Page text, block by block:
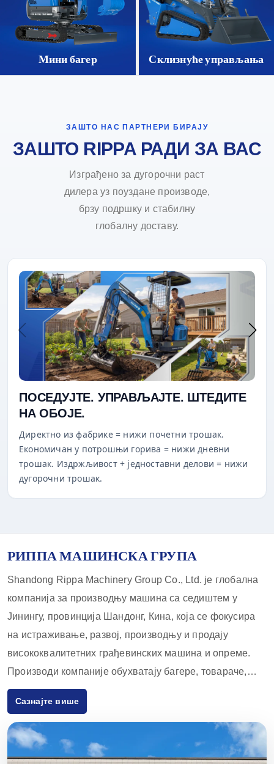
Мини багер Склизнуће управљања
ЗАШТО НАС ПАРТНЕРИ БИРАЈУ
ЗАШТО RIPPA РАДИ ЗА ВАС
Изграђено за дугорочни раст
дилера уз поуздане производе,
брзу подршку и стабилну
глобалну доставу.
ПОСЕДУЈТЕ. УПРАВЉАЈТЕ. ШТЕДИТЕ
НА ОБОЈЕ.
Директно из фабрике = нижи почетни трошак.
Економичан у потрошњи горива = нижи дневни
трошак. Издржљивост + једноставни делови = нижи
дугорочни трошак.
РИППА МАШИНСКА ГРУПА
Shandong Rippa Machinery Group Co., Ltd. је глобална
компанија за производњу машина са седиштем у
Јинингу, провинција Шандонг, Кина, која се фокусира
на истраживање, развој, производњу и продају
висококвалитетних грађевинских машина и опреме.
Производи компаније обухватају багере, товараче,
виљушкаре, скид-лодера и прибор за њих, који се
широко користе у пољопривреди, грађевинарству,
рударству и другим индустријама. Са иновативним
капацитетима за истраживање и развој и строгим
Сазнајте више